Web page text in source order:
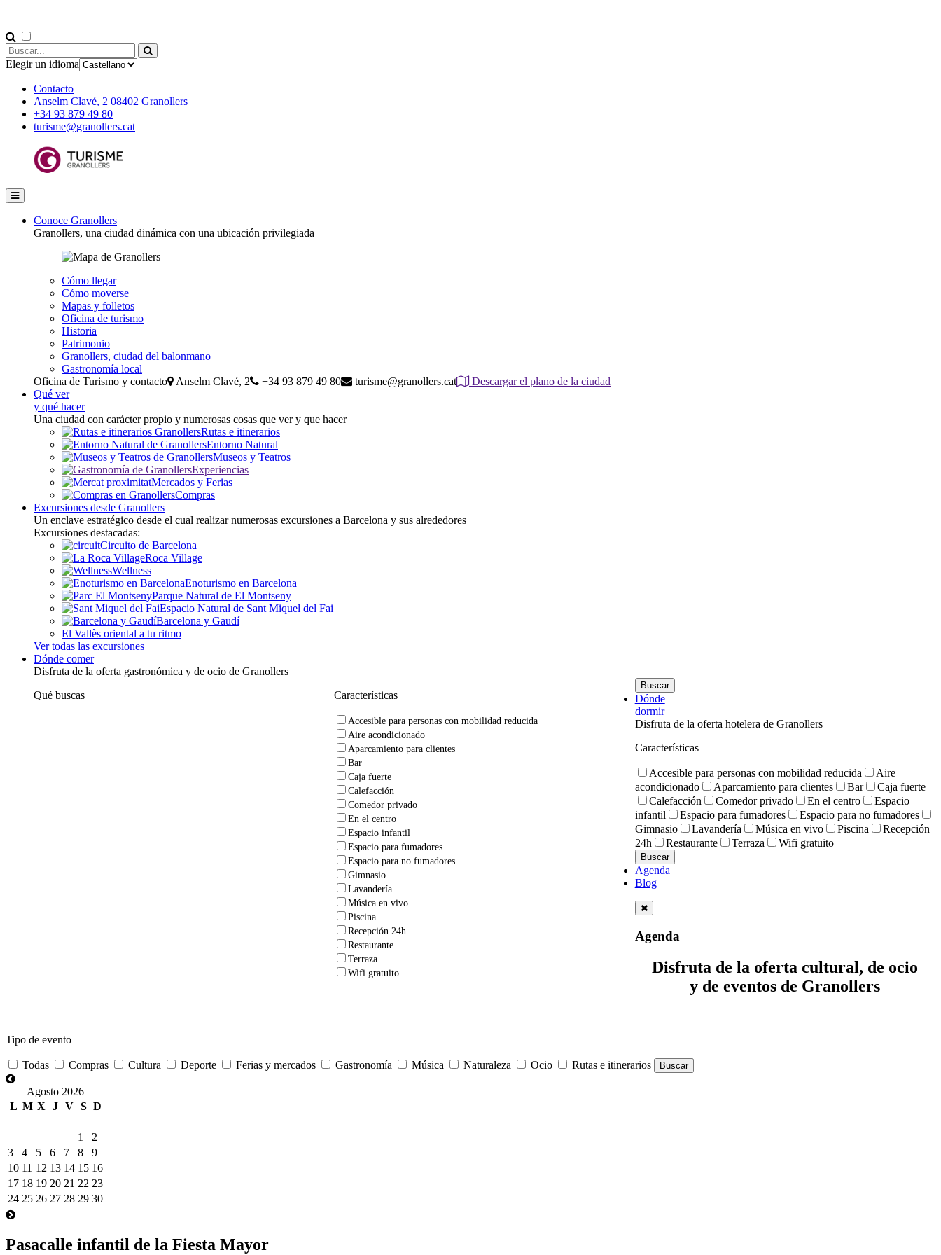
Elegir un idioma
Contacto
Anselm Clavé, 2 08402 Granollers
+34 93 879 49 80
turisme@granollers.cat
Conoce Granollers
Granollers, una ciudad dinámica con una ubicación privilegiada
Cómo llegar
Cómo moverse
Mapas y folletos
Oficina de turismo
Historia
Patrimonio
Granollers, ciudad del balonmano
Gastronomía local
Oficina de Turismo y contacto
Anselm Clavé, 2 +34 93 879 49 80 turisme@granollers.cat
Descargar el plano de la ciudad
Qué ver
y qué hacer
Una ciudad con carácter propio y numerosas cosas que ver y que hacer
Rutas e itinerarios
Entorno Natural
Museos y Teatros
Experiencias
Mercados y Ferias
Compras
Excursiones desde Granollers
Un enclave estratégico desde el cual realizar numerosas excursiones a Barcelona y sus alrededores
Excursiones destacadas:
Circuito de Barcelona
Roca Village
Wellness
Enoturismo en Barcelona
Parque Natural de El Montseny
Espacio Natural de Sant Miquel del Fai
Barcelona y Gaudí
El Vallès oriental a tu ritmo
Ver todas las excursiones
Dónde comer
Disfruta de la oferta gastronómica y de ocio de Granollers
Qué buscas
Características
Accesible para personas con mobilidad reducida
Aire acondicionado
Aparcamiento para clientes
Bar
Caja fuerte
Calefacción
Comedor privado
En el centro
Espacio infantil
Espacio para fumadores
Espacio para no fumadores
Gimnasio
Lavandería
Música en vivo
Piscina
Recepción 24h
Restaurante
Terraza
Wifi gratuito
Dónde
dormir
Disfruta de la oferta hotelera de Granollers
Características
Accesible para personas con mobilidad reducida
Aire
acondicionado
Aparcamiento para clientes Bar
Caja fuerte
Calefacción
Comedor privado En el centro
Espacio
infantil
Espacio para fumadores
Espacio para no fumadores
Gimnasio
Lavandería Música en vivo Piscina
Recepción
24h
Restaurante Terraza Wifi gratuito
Agenda
Blog
Agenda
Disfruta de la oferta cultural, de ocio
y de eventos de Granollers
Tipo de evento
Todas Compras Cultura Deporte Ferias y mercados Gastronomía Música Naturaleza Ocio Rutas e itinerarios
Agosto 2026
L M X J V S D
1
2
3
4 5 6 7 8
9
10 11 12 13 14 15 16
17 18 19 20 21 22 23
24 25 26 27 28 29 30
Pasacalle infantil de la Fiesta Mayor